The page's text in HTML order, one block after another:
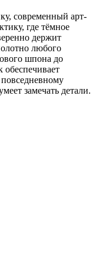
современный арт-
где тёмное
держит
любого
шпона до
обеспечивает
повседневному
замечать детали.